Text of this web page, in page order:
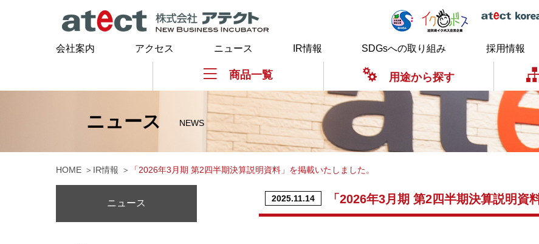
会社案内 アクセス ニュース IR情報 SDGsへの取り組み 採用情報
商品一覧 用途から探す
ニュース NEWS
HOME IR情報 「2026年3月期 第2四半期決算説明資料」を掲載いたしました。
2025.11.14 「2026年3月期 第2四半期決算説明資
ニュース